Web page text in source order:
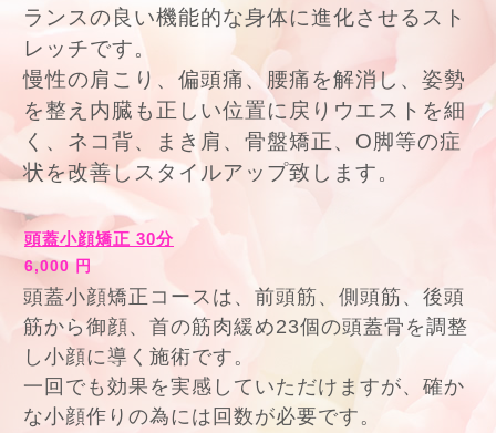
ランスの良い機能的な身体に進化させるスト
レッチです。
慢性の肩こり、偏頭痛、腰痛を解消し 、姿勢
を整え内臓も正しい位置に戻りウエストを細
く、ネコ背、まき肩、骨盤矯正、O脚等の症
状を改善しスタイルアップ致します。
頭蓋小顔矯正 30分
6,000 円
頭蓋小顔矯正コースは、前頭筋、側頭筋、後頭
筋から御顔、首の筋肉緩め23個の頭蓋骨を調整
し小顔に導く施術です。
一回でも効果を実感していただけますが、確か
な小顔作りの為には回数が必要です。